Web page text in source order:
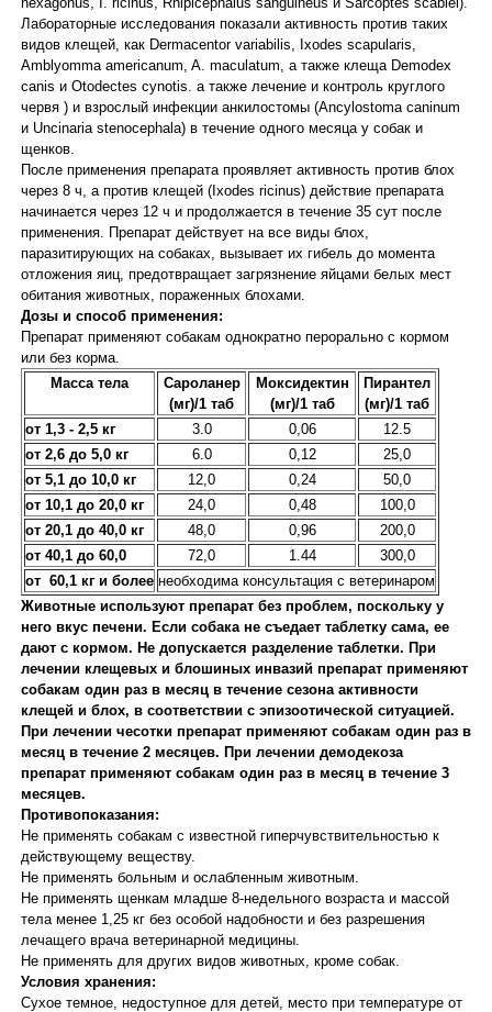
Лабораторные исследования показали активность против таких
видов клещей, как Dermacentor variabilis, Ixodes scapularis,
Amblyomma americanum, A. maculatum, а также клеща Demodex
canis и Otodectes cynotis. а также лечение и контроль круглого
червя ) и взрослый инфекции анкилостомы (Ancylostoma caninum
и Uncinaria stenocephala) в течение одного месяца у собак и
щенков.
После применения препарата проявляет активность против блох
через 8 ч, а против клещей (Ixodes ricinus) действие препарата
начинается через 12 ч и продолжается в течение 35 сут после
применения. Препарат действует на все виды блох,
паразитирующих на собаках, вызывает их гибель до момента
отложения яиц, предотвращает загрязнение яйцами белых мест
обитания животных, пораженных блохами.
Дозы и способ применения:
Препарат применяют собакам однократно перорально с кормом
или без корма.
Масса тела
Сароланер
(мг)/1 таб
Моксидектин
(мг)/1 таб
Пирантел
(мг)/1 таб
от 1,3 - 2,5 кг
3.0 0,06
12.5
от 2,6 до 5,0 кг
6.0 0,12
25,0
от 5,1 до 10,0 кг
12,0 0,24
50,0
от 10,1 до 20,0 кг
24,0 0,48
100,0
от 20,1 до 40,0 кг
48,0 0,96
200,0
от 40,1 до 60,0
72,0 1.44
300,0
от 60,1 кг и более необходима консультация с ветеринаром
Животные используют препарат без проблем, поскольку у
него вкус печени. Если собака не съедает таблетку сама, ее
дают с кормом. Не допускается разделение таблетки. При
лечении клещевых и блошиных инвазий препарат применяют
собакам один раз в месяц в течение сезона активности
клещей и блох, в соответствии с эпизоотической ситуацией.
При лечении чесотки препарат применяют собакам один раз в
месяц в течение 2 месяцев. При лечении демодекоза
препарат применяют собакам один раз в месяц в течение 3
месяцев.
Противопоказания:
Не применять собакам с известной гиперчувствительностью к
действующему веществу.
Не применять больным и ослабленным животным.
Не применять щенкам младше 8-недельного возраста и массой
тела менее 1,25 кг без особой надобности и без разрешения
лечащего врача ветеринарной медицины.
Не применять для других видов животных, кроме собак.
Условия хранения:
Сухое темное, недоступное для детей, место при температуре от